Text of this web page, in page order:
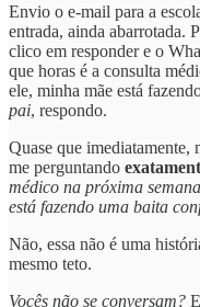
Envio o e-mail para a
entrada, ainda abarrotada.
clico em responder e o
que horas é a consulta
ele, minha mãe está
pai, respondo.
Quase que imediatamente,
me perguntando
médico na próxima
está fazendo uma baita
Não, essa não é uma
mesmo teto.
Vocês não se conversam?